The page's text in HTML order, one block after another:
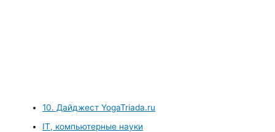
10. Дайджест YogaTriada.ru
IT, компьютерные науки